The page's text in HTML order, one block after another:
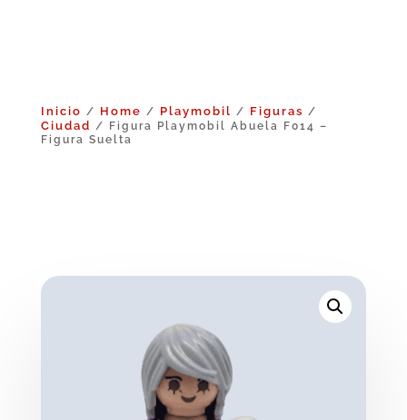
Inicio / Home / Playmobil / Figuras /
Ciudad / Figura Playmobil Abuela F014 –
Figura Suelta